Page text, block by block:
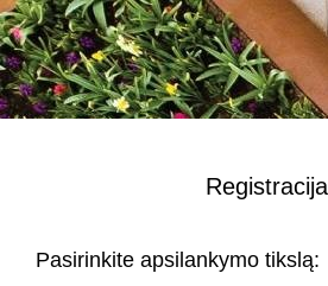
Registracija
Pasirinkite apsilankymo tikslą: